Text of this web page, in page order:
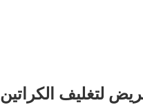
لتغليف الكراتين